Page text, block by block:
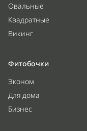
Овальные
Квадратные
Викинг
Фитобочки
Эконом
Для дома
Бизнес